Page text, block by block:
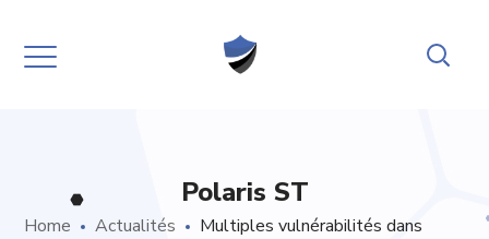
Polaris ST
Home Actualités
Multiples vulnérabilités dans